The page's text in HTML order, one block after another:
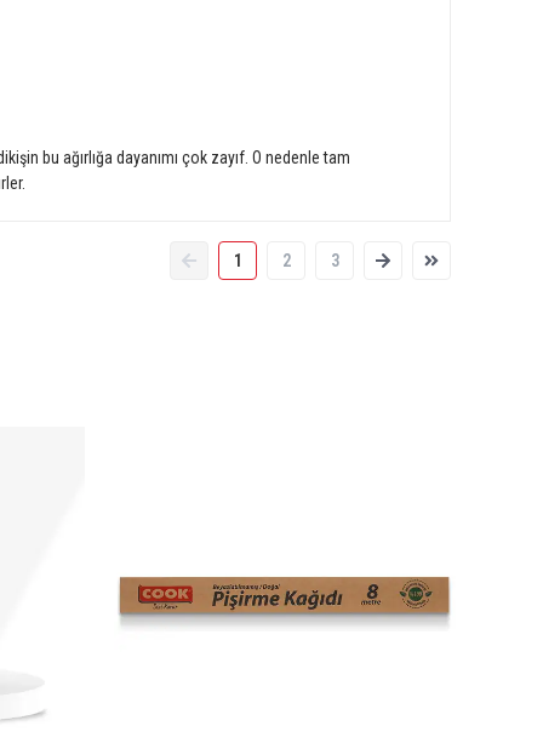
bu ağırlığa dayanımı çok zayıf. O nedenle tam
1 2 3